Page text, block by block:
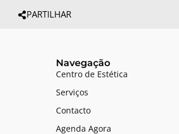
PARTILHAR
Navegação
Centro de Estética
Serviços
Contacto
Agenda Agora